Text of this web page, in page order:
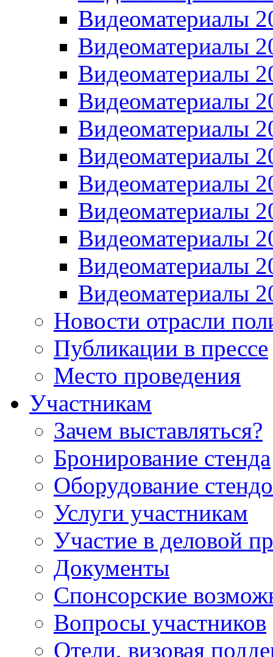
Видеоматериалы
Видеоматериалы
Видеоматериалы
Видеоматериалы
Видеоматериалы
Видеоматериалы
Видеоматериалы
Видеоматериалы
Видеоматериалы
Видеоматериалы
Видеоматериалы
Новости отрасли
Публикации в прессе
Место проведения
Участникам
Зачем выставляться?
Бронирование стенда
Оборудование
Услуги участникам
Участие в деловой
Документы
Спонсорские
Вопросы участников
Отели, визовая